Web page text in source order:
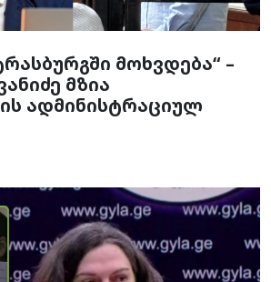
მოხვდება“ –
მზია
ადმინისტრაციულ